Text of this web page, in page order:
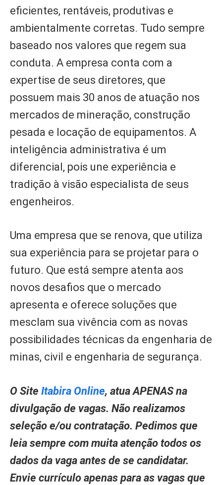
eficientes, rentáveis, produtivas e
ambientalmente corretas. Tudo sempre
baseado nos valores que regem sua
conduta. A empresa conta com a
expertise de seus diretores, que
possuem mais 30 anos de atuação nos
mercados de mineração, construção
pesada e locação de equipamentos. A
inteligência administrativa é um
diferencial, pois une experiência e
tradição à visão especialista de seus
engenheiros.
Uma empresa que se renova, que utiliza
sua experiência para se projetar para o
futuro. Que está sempre atenta aos
novos desafios que o mercado
apresenta e oferece soluções que
mesclam sua vivência com as novas
possibilidades técnicas da engenharia de
minas, civil e engenharia de segurança.
O Site Itabira Online, atua APENAS na
divulgação de vagas. Não realizamos
seleção e/ou contratação. Pedimos que
leia sempre com muita atenção todos os
dados da vaga antes de se candidatar.
Envie currículo apenas para as vagas que